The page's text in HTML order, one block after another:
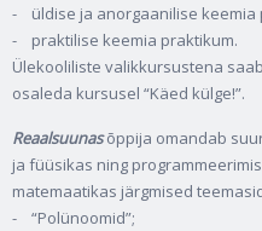
- üldise ja anorgaanilise keemia
- praktilise keemia praktikum.
Ülekooliliste valikkursustena
osaleda kursusel “Käed külge!”.
Reaalsuunas õppija omandab
ja füüsikas ning
matemaatikas järgmised
- “Polünoomid”;